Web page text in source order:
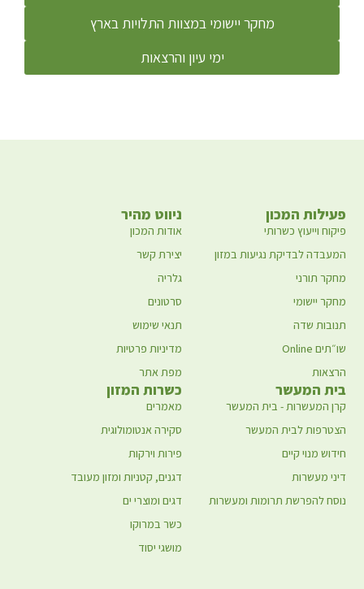
מחקר יישומי במצוות התלויות בארץ
ימי עיון והרצאות
ניווט מהיר
אודות המכון
יצירת קשר
גלריה
סרטונים
תנאי שימוש
מדיניות פרטיות
מפת אתר
פעילות המכון
פיקוח וייעוץ כשרותי
המעבדה לבדיקת נגיעות במזון
מחקר תורני
מחקר יישומי
תנובות שדה
שו״תים Online
הרצאות
כשרות המזון
מאמרים
סקירה אנטומולוגית
פירות וירקות
דגנים, קטניות ומזון מעובד
דגים ומוצרי ים
כשר במרוקו
מושגי יסוד
בית המעשר
קרן המעשרות - בית המעשר
הצטרפות לבית המעשר
חידוש מנוי קיים
דיני מעשרות
נוסח להפרשת תרומות ומעשרות